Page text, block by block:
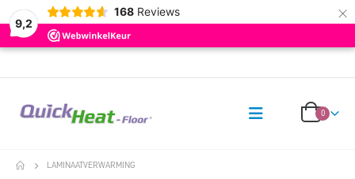
9,2
168 Reviews ×
0
LAMINAATVERWARMING